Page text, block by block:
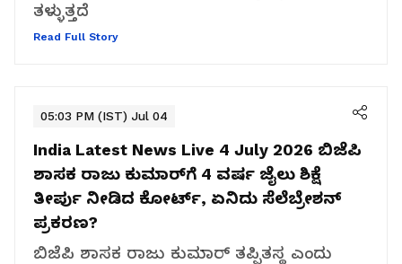
ತಳ್ಳುತ್ತದೆ
Read Full Story
05:03 PM (IST) Jul 04
India Latest News Live 4 July 2026 ಬಿಜೆಪಿ
ಶಾಸಕ ರಾಜು ಕುಮಾರ್‌ಗೆ 4 ವರ್ಷ ಜೈಲು ಶಿಕ್ಷೆ
ತೀರ್ಪು ನೀಡಿದ ಕೋರ್ಟ್, ಏನಿದು ಸೆಲೆಬ್ರೇಶನ್
ಪ್ರಕರಣ?
ಬಿಜೆಪಿ ಶಾಸಕ ರಾಜು ಕುಮಾರ್ ತಪ್ಪಿತಸ್ಥ ಎಂದು